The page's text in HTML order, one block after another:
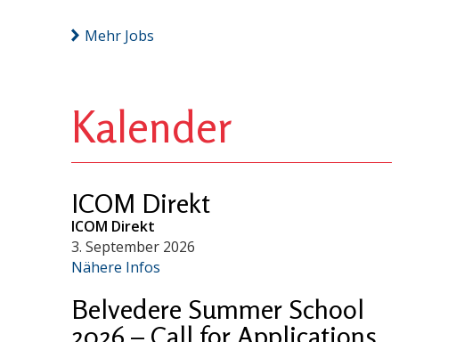
Mehr Jobs
Kalender
ICOM Direkt
ICOM Direkt
3. September 2026
Nähere Infos
Belvedere Summer School
2026 – Call for Applications